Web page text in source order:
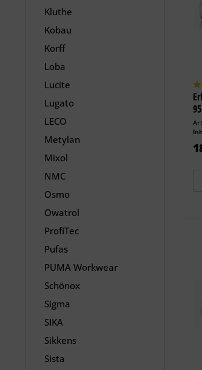
Kluthe
Kobau
Korff
Loba
Lucite
Lugato
LECO
Metylan
Mixol
NMC
Osmo
Owatrol
ProfiTec
Pufas
PUMA Workwear
Schönox
Sigma
SIKA
Sikkens
Sista